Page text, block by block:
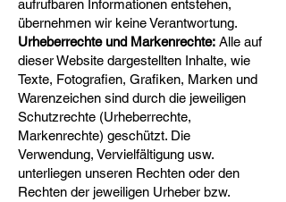
aufrufbaren Informationen entstehen,
übernehmen wir keine Verantwortung.
Urheberrechte und Markenrechte: Alle auf
dieser Website dargestellten Inhalte, wie
Texte, Fotografien, Grafiken, Marken und
Warenzeichen sind durch die jeweiligen
Schutzrechte (Urheberrechte,
Markenrechte) geschützt. Die
Verwendung, Vervielfältigung usw.
unterliegen unseren Rechten oder den
Rechten der jeweiligen Urheber bzw.